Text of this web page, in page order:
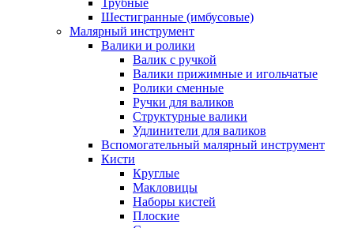
Трубные
Шестигранные (имбусовые)
Малярный инструмент
Валики и ролики
Валик с ручкой
Валики прижимные и игольчатые
Ролики сменные
Ручки для валиков
Структурные валики
Удлинители для валиков
Вспомогательный малярный инструмент
Кисти
Круглые
Макловицы
Наборы кистей
Плоские